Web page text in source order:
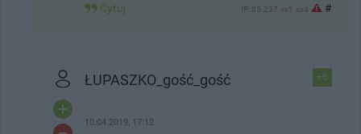
Cytuj IP: 85.237.xx1.xx4 #
+6
ŁUPASZKO_gość_gość
10.04.2019, 17:12